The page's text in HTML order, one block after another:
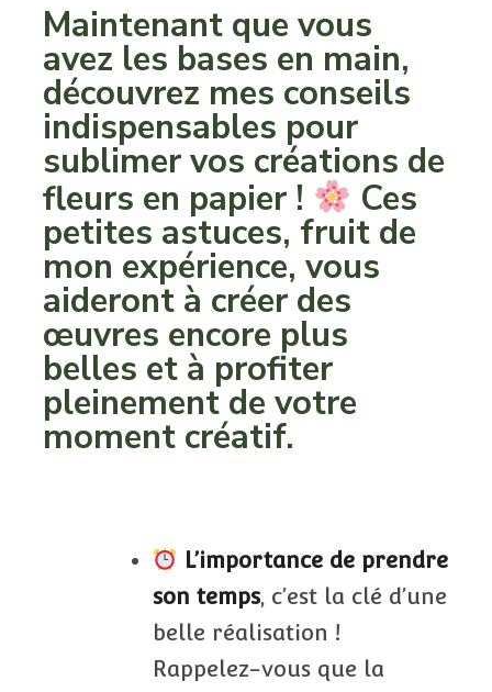
Maintenant que vous
avez les bases en main,
découvrez mes conseils
indispensables pour
sublimer vos créations de
fleurs en papier !
Ces
petites astuces, fruit de
mon expérience, vous
aideront à créer des
œuvres encore plus
belles et à profiter
pleinement de votre
moment créatif.
L’importance de prendre
son temps, c’est la clé d’une
belle réalisation !
Rappelez-vous que la